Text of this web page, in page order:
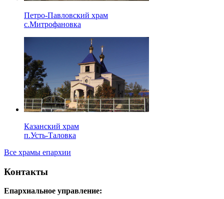
Петро-Павловский храм
с.Митрофановка
Казанский храм
п.Усть-Таловка
Все храмы епархии
Контакты
Епархиальное управление: